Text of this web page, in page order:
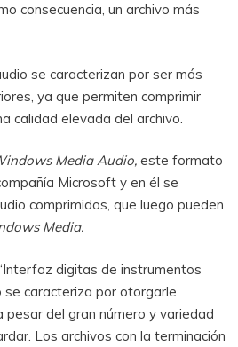
consecuencia, un archivo más
se caracterizan por ser más
ya que permiten comprimir
calidad elevada del archivo.
Media Audio, este formato
Microsoft y en él se
comprimidos, que luego pueden
Media.
digitas de instrumentos
se caracteriza por otorgarle
pesar del gran número y variedad
Los archivos con la terminación